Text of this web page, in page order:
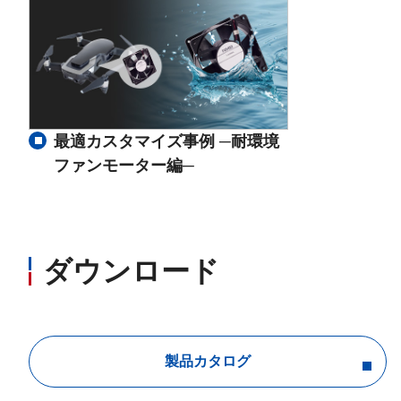
最適カスタマイズ事例 ─耐環境
ファンモーター編─
ダウンロード
製品カタログ